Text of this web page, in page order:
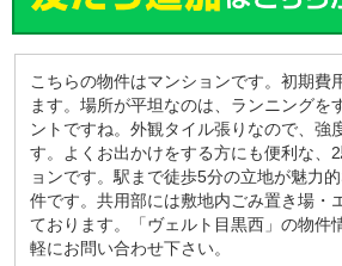
こちらの物件はマンションです。初期費
ます。場所が平坦なのは、ランニングを
ントですね。外観タイル張りなので、強
す。よくお出かけをする方にも便利な、
ョンです。駅まで徒歩5分の立地が魅力
件です。共用部には敷地内ごみ置き場・
ております。「ヴェルト目黒西」の物件
軽にお問い合わせ下さい。